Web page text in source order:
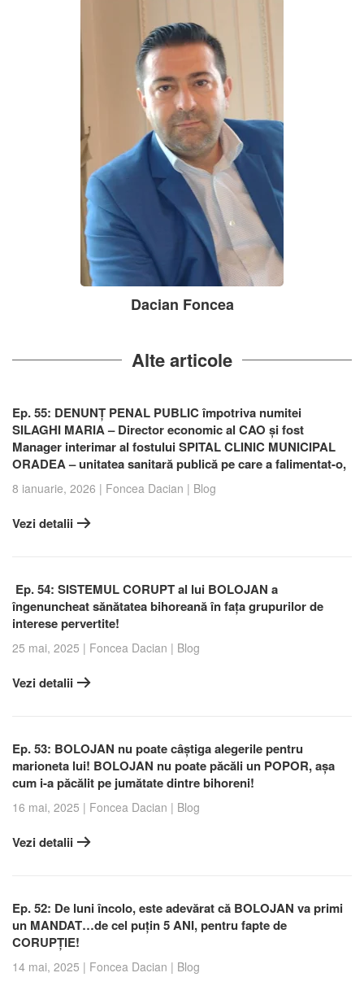
Dacian Foncea
Alte articole
Ep. 55: DENUNȚ PENAL PUBLIC împotriva numitei
SILAGHI MARIA – Director economic al CAO și fost
Manager interimar al fostului SPITAL CLINIC MUNICIPAL
ORADEA – unitatea sanitară publică pe care a falimentat-o,
8 ianuarie, 2026 | Foncea Dacian | Blog
Vezi detalii
Ep. 54: SISTEMUL CORUPT al lui BOLOJAN a
îngenuncheat sănătatea bihoreană în fața grupurilor de
interese pervertite!
25 mai, 2025 | Foncea Dacian | Blog
Vezi detalii
Ep. 53: BOLOJAN nu poate câștiga alegerile pentru
marioneta lui! BOLOJAN nu poate păcăli un POPOR, așa
cum i-a păcălit pe jumătate dintre bihoreni!
16 mai, 2025 | Foncea Dacian | Blog
Vezi detalii
Ep. 52: De luni încolo, este adevărat că BOLOJAN va primi
un MANDAT…de cel puțin 5 ANI, pentru fapte de
CORUPȚIE!
14 mai, 2025 | Foncea Dacian | Blog